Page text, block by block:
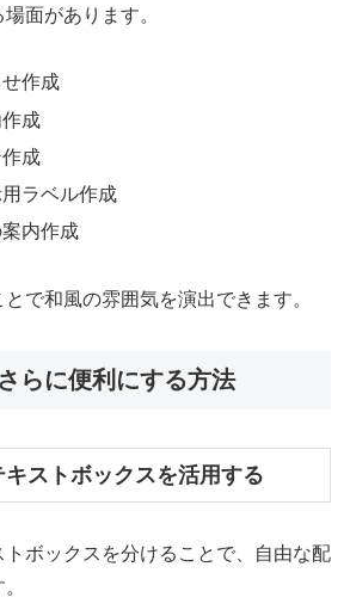
面があります。
作成
成
成
ラベル作成
内作成
で和風の雰囲気を演出できます。
らに便利にする方法
ストボックスを活用する
トボックスを分けることで、自由な配